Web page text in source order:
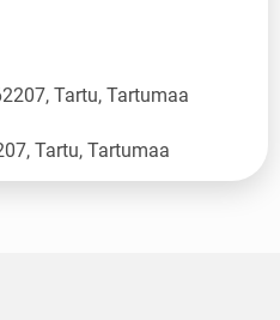
Tartu, Tartumaa